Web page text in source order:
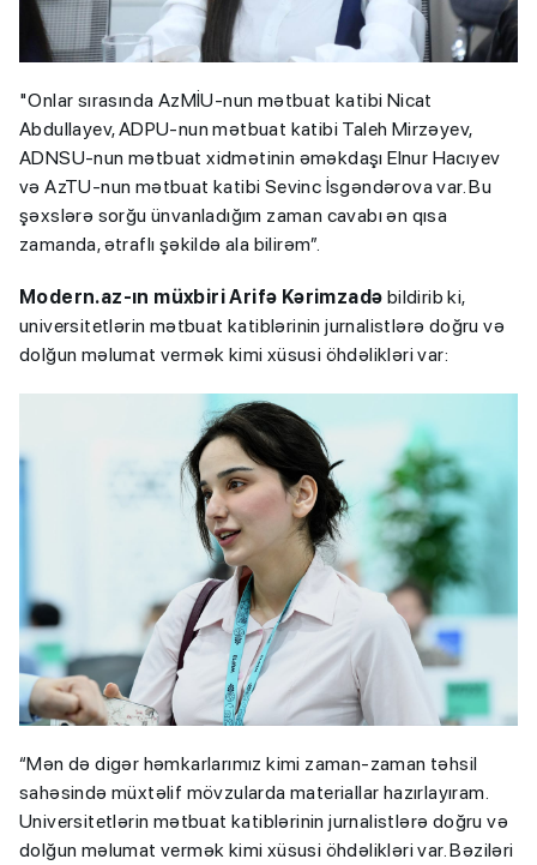
"Onlar sırasında AzMİU-nun mətbuat katibi Nicat
Abdullayev, ADPU-nun mətbuat katibi Taleh Mirzəyev,
ADNSU-nun mətbuat xidmətinin əməkdaşı Elnur Hacıyev
və AzTU-nun mətbuat katibi Sevinc İsgəndərova var. Bu
şəxslərə sorğu ünvanladığım zaman cavabı ən qısa
zamanda, ətraflı şəkildə ala bilirəm”.
Modern.az-ın müxbiri Arifə Kərimzadə bildirib ki,
universitetlərin mətbuat katiblərinin jurnalistlərə doğru və
dolğun məlumat vermək kimi xüsusi öhdəlikləri var:
“Mən də digər həmkarlarımız kimi zaman-zaman təhsil
sahəsində müxtəlif mövzularda materiallar hazırlayıram.
Universitetlərin mətbuat katiblərinin jurnalistlərə doğru və
dolğun məlumat vermək kimi xüsusi öhdəlikləri var. Bəziləri